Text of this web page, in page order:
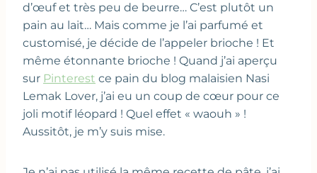
d’œuf et très peu de beurre… C’est plutôt un
pain au lait… Mais comme je l’ai parfumé et
customisé, je décide de l’appeler brioche ! Et
même étonnante brioche ! Quand j’ai aperçu
sur Pinterest ce pain du blog malaisien Nasi
Lemak Lover, j’ai eu un coup de cœur pour ce
joli motif léopard ! Quel effet « waouh » !
Aussitôt, je m’y suis mise.